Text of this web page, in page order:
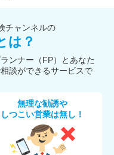
チャンネルの
は？
ンナー（FP）とあなた
談ができるサービスで
無理な勧誘や
しつこい営業は無し！